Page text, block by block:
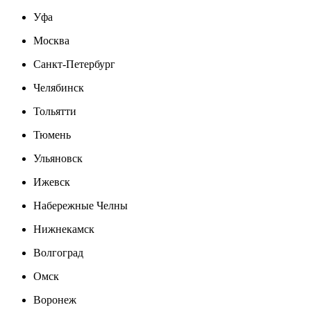
Уфа
Москва
Санкт-Петербург
Челябинск
Тольятти
Тюмень
Ульяновск
Ижевск
Набережные Челны
Нижнекамск
Волгоград
Омск
Воронеж